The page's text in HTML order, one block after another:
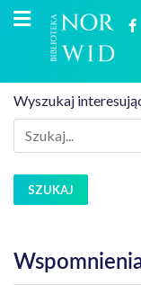
Wyszukaj
SZUKAJ